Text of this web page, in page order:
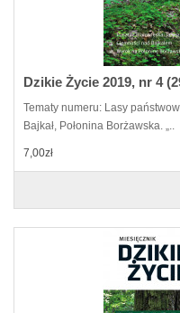
Dzikie Życie 2019, nr 4
Tematy numeru: Lasy
Bajkał, Połonina Borżawska. „..
7,00zł